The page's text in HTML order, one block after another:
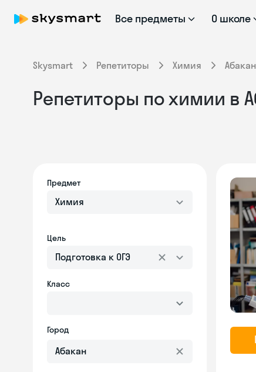
Все предметы О школе
Skysmart Репетиторы Химия Абакан
Репетиторы по химии в
Предмет
Химия
Цель
Подготовка к ОГЭ
Класс
Город